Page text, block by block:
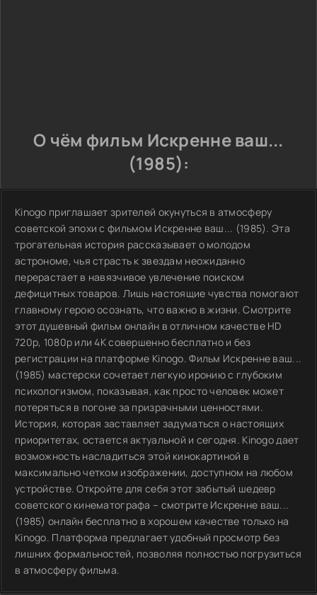
О чём фильм Искренне ваш...
(1985):
Kinogo приглашает зрителей окунуться в атмосферу
советской эпохи с фильмом Искренне ваш... (1985). Эта
трогательная история рассказывает о молодом
астрономе, чья страсть к звездам неожиданно
перерастает в навязчивое увлечение поиском
дефицитных товаров. Лишь настоящие чувства помогают
главному герою осознать, что важно в жизни. Смотрите
этот душевный фильм онлайн в отличном качестве HD
720p, 1080p или 4K совершенно бесплатно и без
регистрации на платформе Kinogo. Фильм Искренне ваш...
(1985) мастерски сочетает легкую иронию с глубоким
психологизмом, показывая, как просто человек может
потеряться в погоне за призрачными ценностями.
История, которая заставляет задуматься о настоящих
приоритетах, остается актуальной и сегодня. Kinogo дает
возможность насладиться этой кинокартиной в
максимально четком изображении, доступном на любом
устройстве. Откройте для себя этот забытый шедевр
советского кинематографа – смотрите Искренне ваш...
(1985) онлайн бесплатно в хорошем качестве только на
Kinogo. Платформа предлагает удобный просмотр без
лишних формальностей, позволяя полностью погрузиться
в атмосферу фильма.